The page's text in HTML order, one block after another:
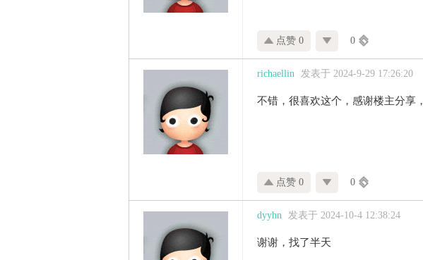
点赞 0 0
richaellin 发表于 2024-9-29 17:26:20
不错，很喜欢这个，感谢楼主分享，
点赞 0 0
dyyhn 发表于 2024-10-4 12:38:24
谢谢，找了半天